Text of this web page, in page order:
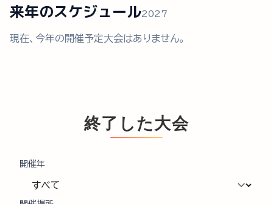
来年のスケジュール2027
現在、今年の開催予定大会はありません。
終了した大会
開催年